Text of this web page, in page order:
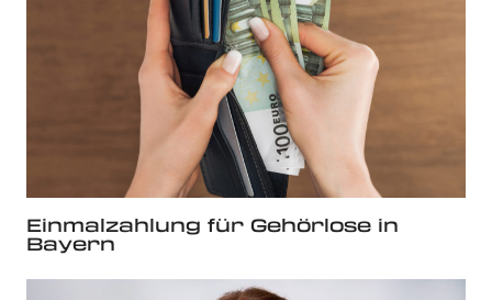
Einmalzahlung für Gehörlose in
Bayern